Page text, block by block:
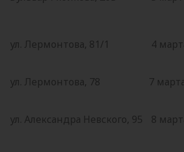
ул. Лермонтова, 81/1 4
ул. Лермонтова, 78 7
ул. Александра Невского, 95 8